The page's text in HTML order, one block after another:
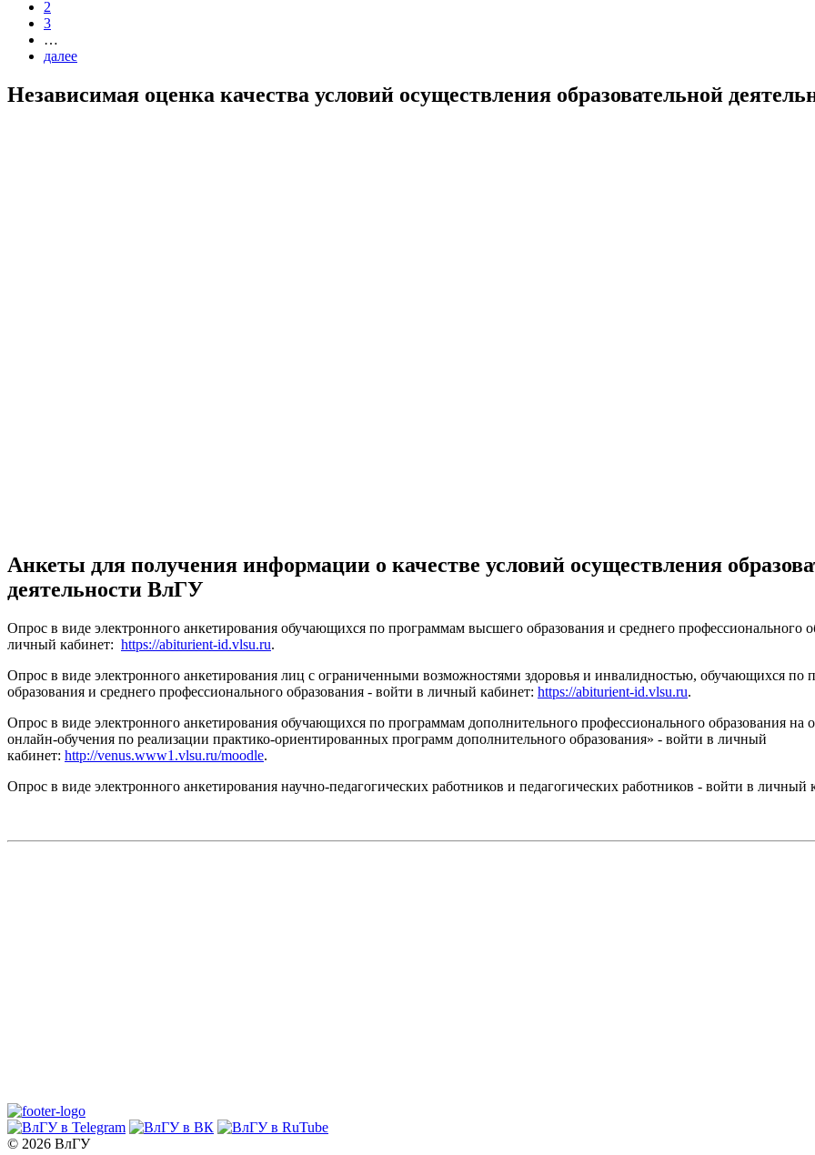
2
3
…
далее
Независимая оценка качества условий осуществления образовательной
Анкеты для получения информации о качестве условий осуществления
деятельности ВлГУ
Опрос в виде электронного анкетирования обучающихся по программам высшего образования и среднего профессионального
личный кабинет: https://abiturient-id.vlsu.ru.
Опрос в виде электронного анкетирования лиц с ограниченными возможностями здоровья и инвалидностью, обучающихся по
образования и среднего профессионального образования - войти в личный кабинет: https://abiturient-id.vlsu.ru.
Опрос в виде электронного анкетирования обучающихся по программам дополнительного профессионального образования на
онлайн-обучения по реализации практико-ориентированных программ дополнительного образования» - войти в личный
кабинет: http://venus.www1.vlsu.ru/moodle.
Опрос в виде электронного анкетирования научно-педагогических работников и педагогических работников - войти в личный
© 2026 ВлГУ